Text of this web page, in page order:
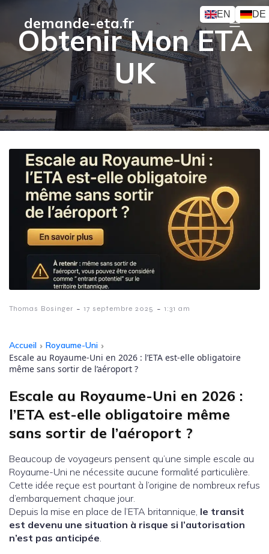
demande-eta.fr
Obtenir Mon ETA
UK
Thomas Bosinger - 17 septembre 2025 - 1:31 am
Accueil › Royaume-Uni ›
Escale au Royaume-Uni en 2026 : l’ETA est-elle obligatoire
même sans sortir de l’aéroport ?
Escale au Royaume-Uni en 2026 :
l’ETA est-elle obligatoire même
sans sortir de l’aéroport ?
Beaucoup de voyageurs pensent qu’une simple escale au
Royaume-Uni ne nécessite aucune formalité particulière.
Cette idée reçue est pourtant à l’origine de nombreux refus
d’embarquement chaque jour.
Depuis la mise en place de l’ETA britannique, le transit
est devenu une situation à risque si l’autorisation
n’est pas anticipée.
EN DE